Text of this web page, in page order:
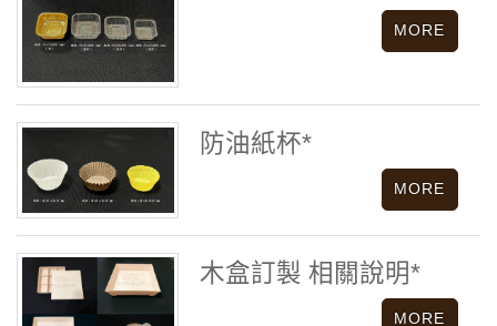
防油紙杯*
木盒訂製 相關說明*